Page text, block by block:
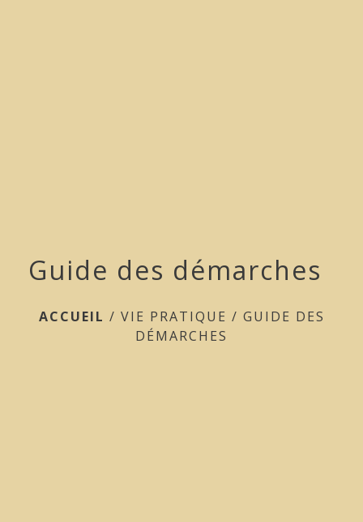
Guide des démarches
ACCUEIL / VIE PRATIQUE / GUIDE DES
DÉMARCHES